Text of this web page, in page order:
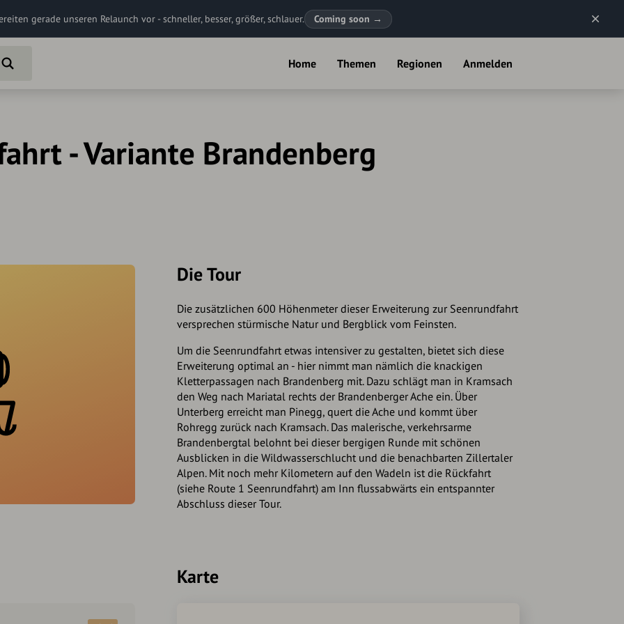
gerade unseren Relaunch vor - schneller, besser, größer, schlauer. Coming soon →
Home Themen Regionen Anmelden
- Variante Brandenberg
Die Tour
Die zusätzlichen 600 Höhenmeter dieser Erweiterung zur Seenrundfahrt
versprechen stürmische Natur und Bergblick vom Feinsten.
Um die Seenrundfahrt etwas intensiver zu gestalten, bietet sich diese
Erweiterung optimal an - hier nimmt man nämlich die knackigen
Kletterpassagen nach Brandenberg mit. Dazu schlägt man in Kramsach
den Weg nach Mariatal rechts der Brandenberger Ache ein. Über
Unterberg erreicht man Pinegg, quert die Ache und kommt über
Rohregg zurück nach Kramsach. Das malerische, verkehrsarme
Brandenbergtal belohnt bei dieser bergigen Runde mit schönen
Ausblicken in die Wildwasserschlucht und die benachbarten Zillertaler
Alpen. Mit noch mehr Kilometern auf den Wadeln ist die Rückfahrt
(siehe Route 1 Seenrundfahrt) am Inn flussabwärts ein entspannter
Abschluss dieser Tour.
Karte